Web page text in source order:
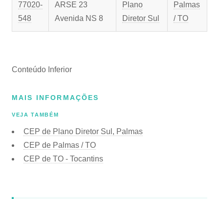
77020-
548
ARSE 23
Avenida NS 8
Plano
Diretor Sul
Palmas
/ TO
Conteúdo Inferior
MAIS INFORMAÇÕES
VEJA TAMBÉM
CEP de Plano Diretor Sul, Palmas
CEP de Palmas / TO
CEP de TO - Tocantins